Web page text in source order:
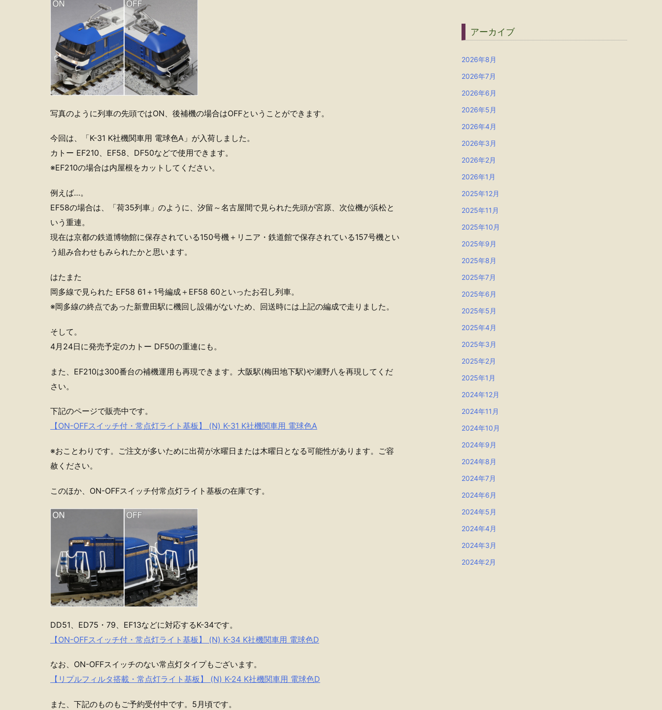
写真のように列車の先頭ではON、後補機の場合はOFFということができます。
今回は、「K-31 K社機関車用 電球色A」が入荷しました。
カトー EF210、EF58、DF50などで使用できます。
※EF210の場合は内屋根をカットしてください。
例えば…。
EF58の場合は、「荷35列車」のように、汐留～名古屋間で見られた先頭が宮原、次位機が浜松と
いう重連。
現在は京都の鉄道博物館に保存されている150号機＋リニア・鉄道館で保存されている157号機とい
う組み合わせもみられたかと思います。
はたまた
岡多線で見られた EF58 61＋1号編成＋EF58 60といったお召し列車。
※岡多線の終点であった新豊田駅に機回し設備がないため、回送時には上記の編成で走りました。
そして。
4月24日に発売予定のカトー DF50の重連にも。
また、EF210は300番台の補機運用も再現できます。大阪駅(梅田地下駅)や瀬野八を再現してくだ
さい。
下記のページで販売中です。
【ON-OFFスイッチ付・常点灯ライト基板】 (N) K-31 K社機関車用 電球色A
※おことわりです。ご注文が多いために出荷が水曜日または木曜日となる可能性があります。ご容
赦ください。
このほか、ON-OFFスイッチ付常点灯ライト基板の在庫です。
DD51、ED75・79、EF13などに対応するK-34です。
【ON-OFFスイッチ付・常点灯ライト基板】 (N) K-34 K社機関車用 電球色D
なお、ON-OFFスイッチのない常点灯タイプもございます。
【リプルフィルタ搭載・常点灯ライト基板】 (N) K-24 K社機関車用 電球色D
また、下記のものもご予約受付中です。5月頃です。
アーカイブ
2026年8月
2026年7月
2026年6月
2026年5月
2026年4月
2026年3月
2026年2月
2026年1月
2025年12月
2025年11月
2025年10月
2025年9月
2025年8月
2025年7月
2025年6月
2025年5月
2025年4月
2025年3月
2025年2月
2025年1月
2024年12月
2024年11月
2024年10月
2024年9月
2024年8月
2024年7月
2024年6月
2024年5月
2024年4月
2024年3月
2024年2月